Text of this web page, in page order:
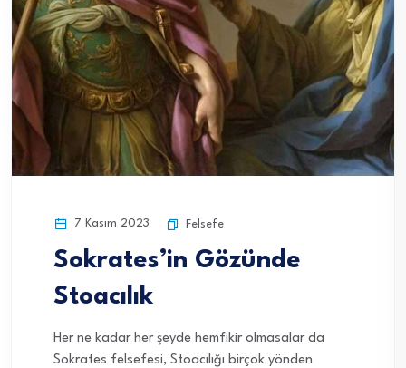
7 Kasım 2023 Felsefe
Sokrates’in Gözünde
Stoacılık
Her ne kadar her şeyde hemfikir olmasalar da
Sokrates felsefesi, Stoacılığı birçok yönden